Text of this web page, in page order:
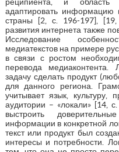
адаптировать информацию
страны [2, с. 196-197],
развития интернета также
Исследование
медиатекстов на примере
в связи с ростом
перевода медиаконтента.
задачу сделать продукт
для данного региона.
учитывает язык, культуру,
аудитории – «локали» [14,
выстроить
информации в конкретной
текст или продукт был
интересы и потребности.